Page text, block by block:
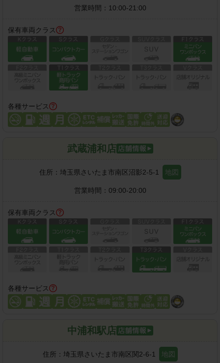
営業時間： 10:00-21:00
保有車両クラス
各種サービス
武蔵浦和店
住所： 埼玉県さいたま市南区沼影2-5-1 地図
営業時間： 09:00-20:00
保有車両クラス
各種サービス
中浦和駅店
住所： 埼玉県さいたま市南区関2-6-1 地図